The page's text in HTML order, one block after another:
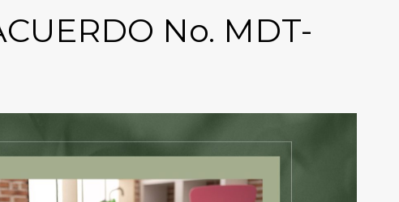
No. MDT-